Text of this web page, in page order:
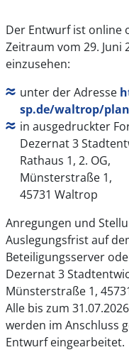
Der Entwurf ist online
Zeitraum vom 29. Juni
einzusehen:
unter der Adresse
sp.de/waltrop/
in ausgedruckter
Dezernat 3
Rathaus 1, 2. OG,
Münsterstraße 1,
45731 Waltrop
Anregungen und
Auslegungsfrist auf
Beteiligungsserver
Dezernat 3
Münsterstraße 1,
Alle bis zum
werden im Anschluss
Entwurf eingearbeitet.